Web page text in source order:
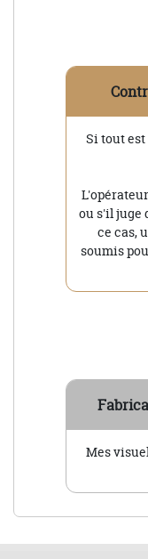
Si tout
ou s'il juge
ce cas,
soumis
Mes